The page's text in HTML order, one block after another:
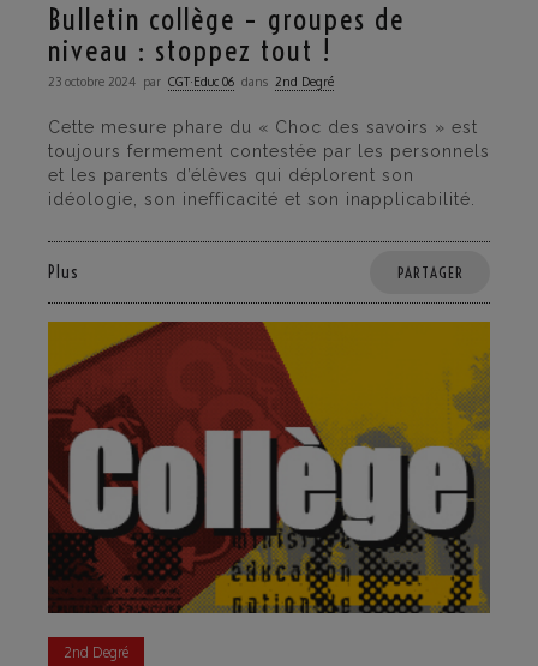
Bulletin collège – groupes de
niveau : stoppez tout !
23 octobre 2024 par CGT·Educ 06 dans 2nd Degré
Cette mesure phare du « Choc des savoirs » est
toujours fermement contestée par les personnels
et les parents d’élèves qui déplorent son
idéologie, son inefficacité et son inapplicabilité.
Plus PARTAGER
2nd Degré